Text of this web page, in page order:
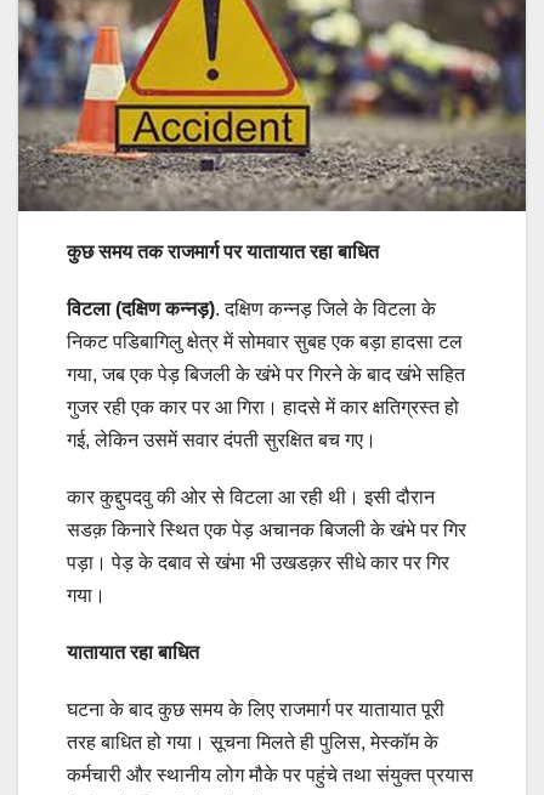
कुछ समय तक राजमार्ग पर यातायात रहा बाधित
विटला (दक्षिण कन्नड़). दक्षिण कन्नड़ जिले के विटला के
निकट पडिबागिलु क्षेत्र में सोमवार सुबह एक बड़ा हादसा टल
गया, जब एक पेड़ बिजली के खंभे पर गिरने के बाद खंभे सहित
गुजर रही एक कार पर आ गिरा। हादसे में कार क्षतिग्रस्त हो
गई, लेकिन उसमें सवार दंपती सुरक्षित बच गए।
कार कुद्दुपदवु की ओर से विटला आ रही थी। इसी दौरान
सडक़ किनारे स्थित एक पेड़ अचानक बिजली के खंभे पर गिर
पड़ा। पेड़ के दबाव से खंभा भी उखडक़र सीधे कार पर गिर
गया।
यातायात रहा बाधित
घटना के बाद कुछ समय के लिए राजमार्ग पर यातायात पूरी
तरह बाधित हो गया। सूचना मिलते ही पुलिस, मेस्कॉम के
कर्मचारी और स्थानीय लोग मौके पर पहुंचे तथा संयुक्त प्रयास